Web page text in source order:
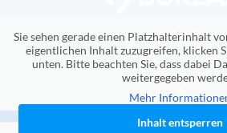
Sie sehen gerade einen Platzhalterinhalt
eigentlichen Inhalt zuzugreifen, klicken
unten. Bitte beachten Sie, dass dabei
weitergegeben
Mehr
Inhalt entsperren